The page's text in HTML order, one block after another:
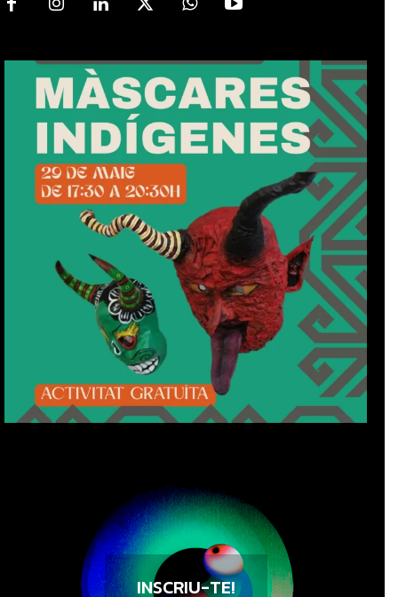
INSCRIU-TE!